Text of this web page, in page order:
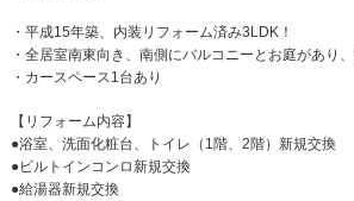
・平成15年築、内装リフォーム済み3LDK！
・全居室南東向き、南側にバルコニーとお庭があり
・カースペース1台あり
【リフォーム内容】
●浴室、洗面化粧台、トイレ（1階、2階）新規交換
●ビルトインコンロ新規交換
●給湯器新規交換